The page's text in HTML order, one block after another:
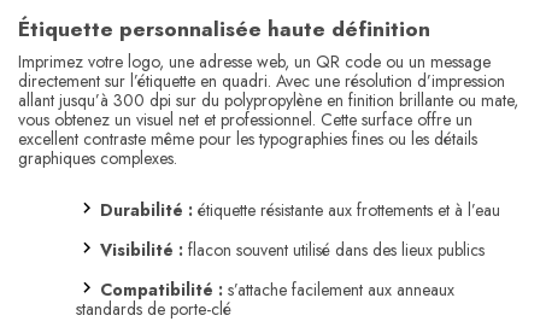
Étiquette personnalisée haute définition
Imprimez votre logo, une adresse web, un QR code ou un message
directement sur l’étiquette en quadri. Avec une résolution d’impression
allant jusqu’à 300 dpi sur du polypropylène en finition brillante ou mate,
vous obtenez un visuel net et professionnel. Cette surface offre un
excellent contraste même pour les typographies fines ou les détails
graphiques complexes.
Durabilité : étiquette résistante aux frottements et à l’eau
Visibilité : flacon souvent utilisé dans des lieux publics
Compatibilité : s’attache facilement aux anneaux
standards de porte-clé